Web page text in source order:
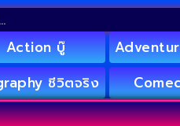
Action บู๊
ชีวิตจริง